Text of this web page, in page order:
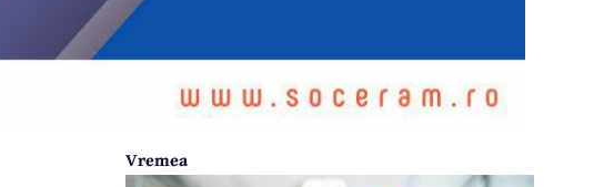
Vremea